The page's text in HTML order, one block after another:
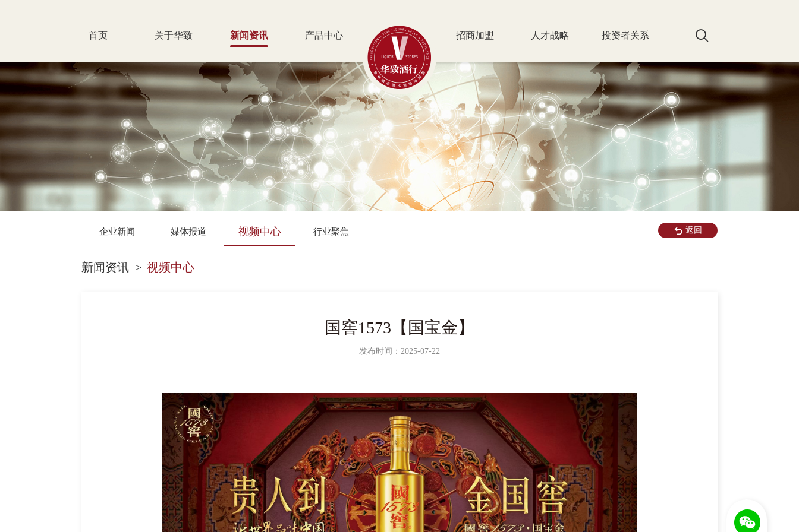
首页 关于华致 新闻资讯 产品中心 招商加盟 人才战略 投资者关系
企业新闻 媒体报道 视频中心 行业聚焦 返回
新闻资讯 视频中心
国窖1573【国宝金】
发布时间：2025-07-22